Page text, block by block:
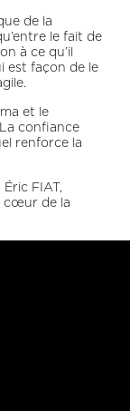
de la
le fait de
à ce qu’il
est façon de le
et le
confiance
renforce la
FIAT,
cœur de la